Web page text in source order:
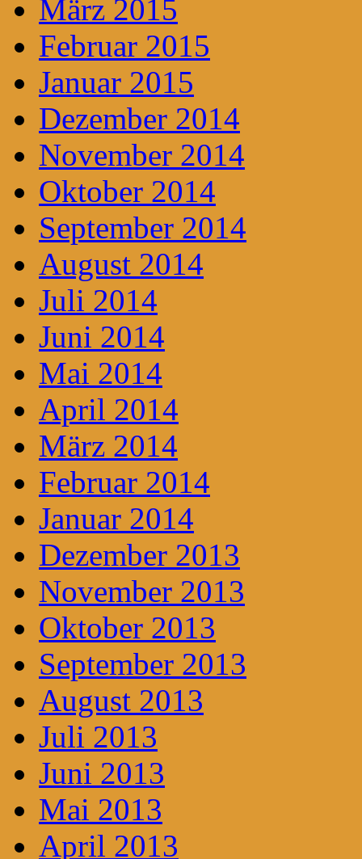
März 2015
Februar 2015
Januar 2015
Dezember 2014
November 2014
Oktober 2014
September 2014
August 2014
Juli 2014
Juni 2014
Mai 2014
April 2014
März 2014
Februar 2014
Januar 2014
Dezember 2013
November 2013
Oktober 2013
September 2013
August 2013
Juli 2013
Juni 2013
Mai 2013
April 2013